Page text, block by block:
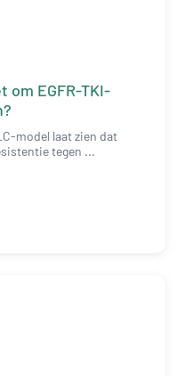
om EGFR-TKI-
model laat zien dat
tegen ...